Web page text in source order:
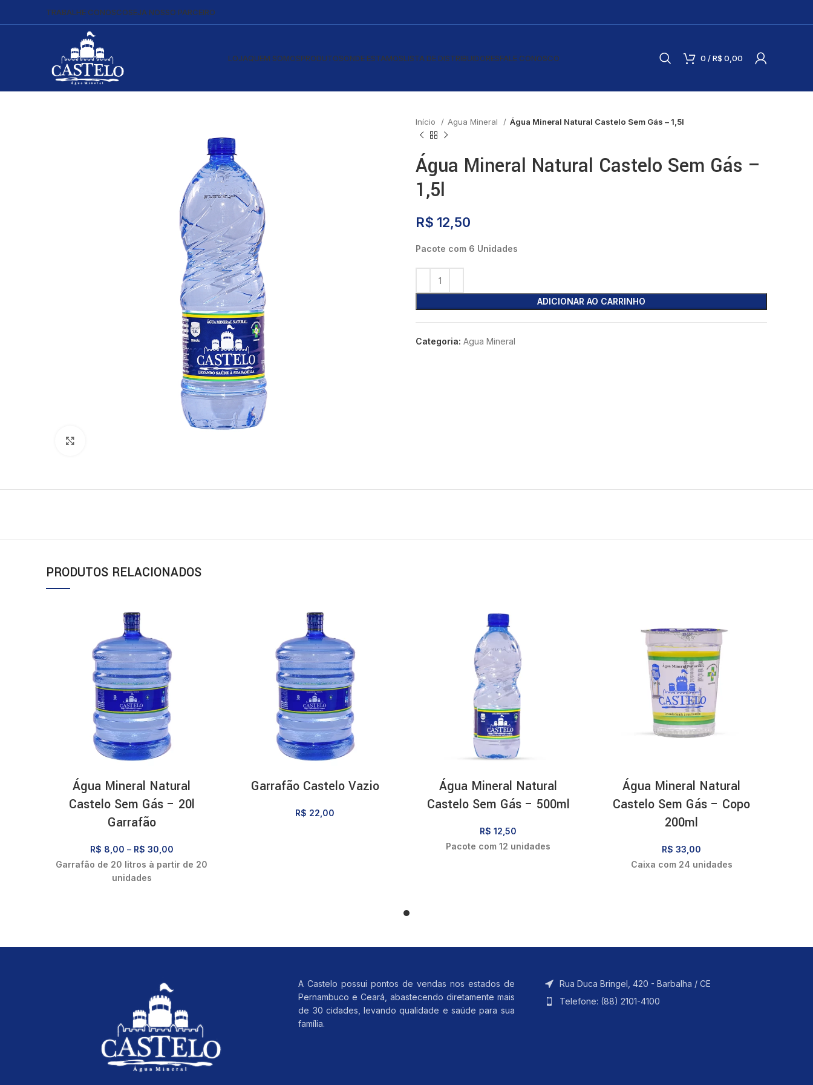
TRABALHE CONOSCOSEJA NOSSO PARCEIRO
LOJAQUEM SOMOSPRODUTOSONDE ESTAMOSLISTA DE DISTRIBUIDORESFALE CONOSCO 0 /R$ 0,00
Início Agua Mineral Água Mineral Natural Castelo Sem Gás – 1,5l
Água Mineral Natural Castelo Sem Gás –
1,5l
R$ 12,50
Pacote com 6 Unidades
ADICIONAR AO CARRINHO
Categoria: Agua Mineral
PRODUTOS RELACIONADOS
Água Mineral Natural
Castelo Sem Gás – 20l
Garrafão
R$ 8,00 – R$ 30,00
Garrafão de 20 litros à partir de 20
unidades
Garrafão Castelo Vazio
R$ 22,00
Água Mineral Natural
Castelo Sem Gás – 500ml
R$ 12,50
Pacote com 12 unidades
Água Mineral Natural
Castelo Sem Gás – Copo
200ml
R$ 33,00
Caixa com 24 unidades
A Castelo possui pontos de vendas nos estados de
Pernambuco e Ceará, abastecendo diretamente mais
de 30 cidades, levando qualidade e saúde para sua
família.
Rua Duca Bringel, 420 - Barbalha / CE
Telefone: (88) 2101-4100